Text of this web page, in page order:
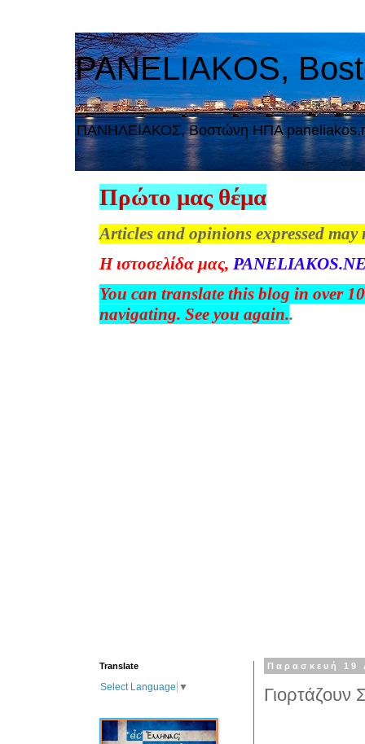
PANELIAKOS,
ΠAΝΗΛΕΙΑΚΟΣ, Βοστώνη ΗΠΑ
Πρώτο μας θέμα
Articles and opinions expressed
Η ιστοσελίδα μας,
You can translate this blog in over
navigating. See you again..
Παρασκευή 19
Translate
Select Language ▼